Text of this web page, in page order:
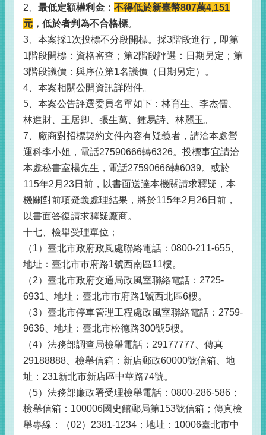
2、 最低定額權利金： 不得低於新臺幣807萬4,151
元 ，低於者判為不合格標。
3、本案採1次投標不分段開標。採3階段進行，即第
1階段開標：資格審查；第2階段評選：日期另定；第
3階段議價：與序位第1名議價（日期另定）。
4、本案相關公開資訊詳附件。
5、本案公告評選委員名單如下：林育生、李杰儒、
林進財、王居卿、張生萬、鍾易詩、林麗玉。
7、廠商對招標契約文件內容有疑義者，請洽本處營
運科李小姐，電話27590666轉6326。投標事宜請洽
本處秘書室楊先生，電話27590666轉6039。或於
115年2月23日前，以書面送達本機關請求釋疑，本
機關對前項疑義處理結果，將於115年2月26日前，
以書面答復請求釋疑廠商。
十七、檢舉受理單位；
（1）臺北市政府政風處聯絡電話：0800-211-655、
地址：臺北市市府路1號西南區11樓。
（2）臺北市政府交通局政風室聯絡電話：2725-
6931、地址：臺北市市府路1號西北區6樓。
（3）臺北市停車管理工程處政風室聯絡電話：2759-
9636、地址：臺北市松德路300號5樓。
（4）法務部調查局檢舉電話：29177777、傳真
29188888、檢舉信箱：新店郵政60000號信箱、地
址：231新北市新店區中華路74號。
（5）法務部廉政署受理檢舉電話：0800-286-586；
檢舉信箱：100006國史館郵局第153號信箱；傳真檢
舉專線：（02）2381-1234；地址：10006臺北市中